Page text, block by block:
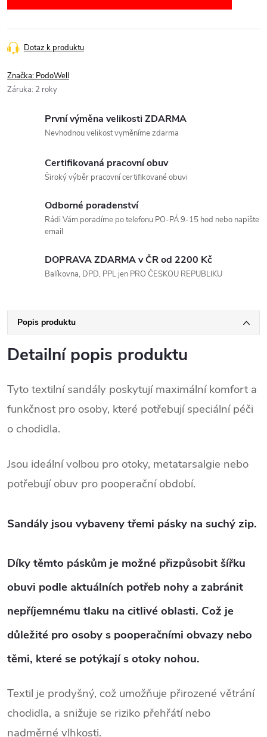
Dotaz k produktu
Značka: PodoWell
Záruka: 2 roky
První výměna velikosti ZDARMA
Nevhodnou velikost vyměníme zdarma
Certifikovaná pracovní obuv
Široký výběr pracovní certifikované obuvi
Odborné poradenství
Rádi Vám poradíme po telefonu PO-PÁ 9-15 hod nebo napište
email
DOPRAVA ZDARMA v ČR od 2200 Kč
Balíkovna, DPD, PPL jen PRO ČESKOU REPUBLIKU
Popis produktu
Detailní popis produktu
Tyto textilní sandály poskytují maximální komfort a
funkčnost pro osoby, které potřebují speciální péči
o chodidla.
Jsou ideální volbou pro otoky, metatarsalgie nebo
potřebují obuv pro pooperační období.
Sandály jsou vybaveny třemi pásky na suchý zip.
Díky těmto páskům je možné přizpůsobit šířku
obuvi podle aktuálních potřeb nohy a zabránit
nepříjemnému tlaku na citlivé oblasti. Což je
důležité pro osoby s pooperačními obvazy nebo
těmi, které se potýkají s otoky nohou.
Textil je prodyšný, což umožňuje přirozené větrání
chodidla, a snižuje se riziko přehřátí nebo
nadměrné vlhkosti.